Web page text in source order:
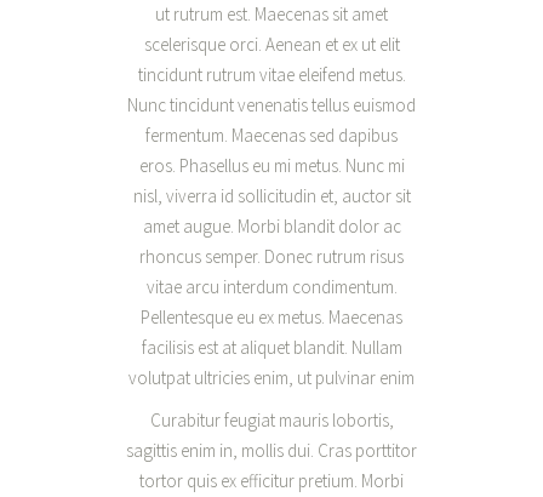
ut rutrum est. Maecenas sit amet
scelerisque orci. Aenean et ex ut elit
tincidunt rutrum vitae eleifend metus.
Nunc tincidunt venenatis tellus euismod
fermentum. Maecenas sed dapibus
eros. Phasellus eu mi metus. Nunc mi
nisl, viverra id sollicitudin et, auctor sit
amet augue. Morbi blandit dolor ac
rhoncus semper. Donec rutrum risus
vitae arcu interdum condimentum.
Pellentesque eu ex metus. Maecenas
facilisis est at aliquet blandit. Nullam
volutpat ultricies enim, ut pulvinar enim
Curabitur feugiat mauris lobortis,
sagittis enim in, mollis dui. Cras porttitor
tortor quis ex efficitur pretium. Morbi